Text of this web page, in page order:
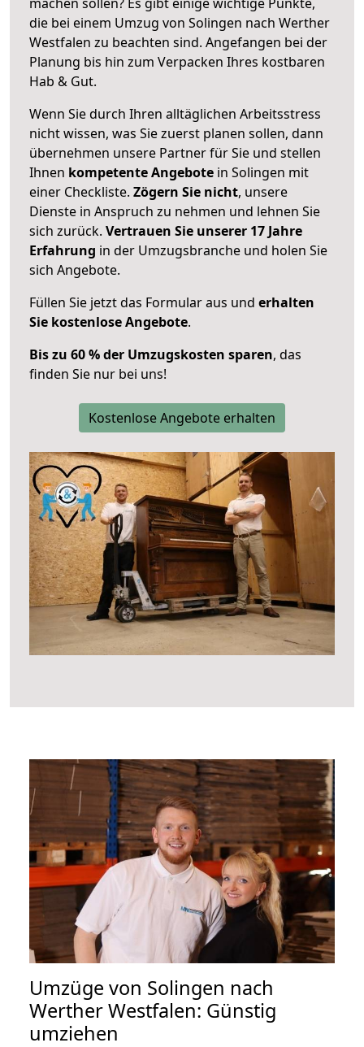
die bei einem Umzug von Solingen nach Werther
Westfalen zu beachten sind. Angefangen bei der
Planung bis hin zum Verpacken Ihres kostbaren
Hab & Gut.
Wenn Sie durch Ihren alltäglichen Arbeitsstress
nicht wissen, was Sie zuerst planen sollen, dann
übernehmen unsere Partner für Sie und stellen
Ihnen kompetente Angebote in Solingen mit
einer Checkliste. Zögern Sie nicht, unsere
Dienste in Anspruch zu nehmen und lehnen Sie
sich zurück. Vertrauen Sie unserer 17 Jahre
Erfahrung in der Umzugsbranche und holen Sie
sich Angebote.
Füllen Sie jetzt das Formular aus und erhalten
Sie kostenlose Angebote.
Bis zu 60 % der Umzugskosten sparen, das
finden Sie nur bei uns!
Kostenlose Angebote erhalten
Umzüge von Solingen nach
Werther Westfalen: Günstig
umziehen